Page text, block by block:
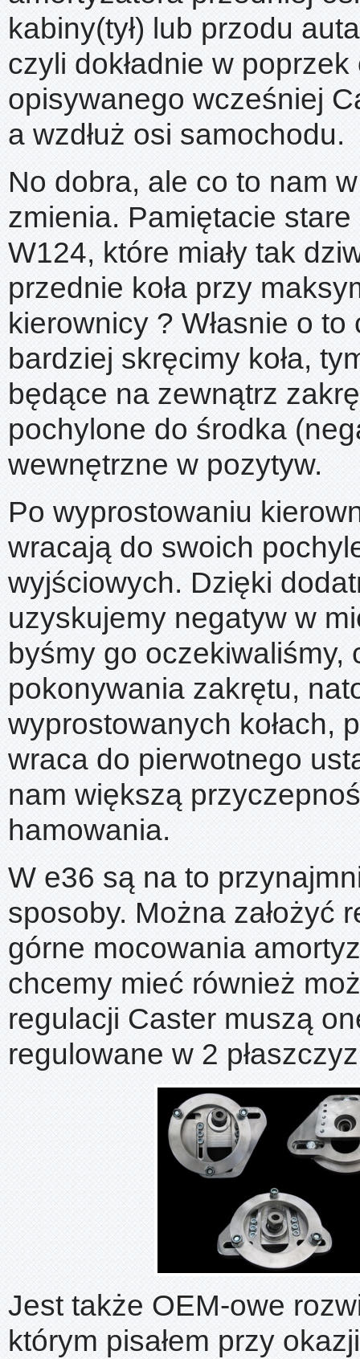
kabiny(tył) lub przodu
czyli dokładnie w poprzek
opisywanego wcześniej
a wzdłuż osi samochodu.
No dobra, ale co to nam
zmienia. Pamiętacie
W124, które miały tak
przednie koła przy
kierownicy ? Własnie o to
bardziej skręcimy koła,
będące na zewnątrz
pochylone do środka
wewnętrzne w pozytyw.
Po wyprostowaniu
wracają do swoich
wyjściowych. Dzięki
uzyskujemy negatyw w
byśmy go oczekiwaliśmy,
pokonywania zakrętu,
wyprostowanych kołach,
wraca do pierwotnego
nam większą
hamowania.
W e36 są na to
sposoby. Można założyć
górne mocowania
chcemy mieć również
regulacji Caster muszą
regulowane w 2
Jest także OEM-owe
którym pisałem przy